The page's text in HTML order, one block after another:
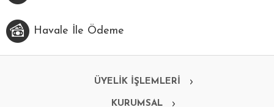
Havale İle Ödeme
ÜYELİK İŞLEMLERİ
KURUMSAL